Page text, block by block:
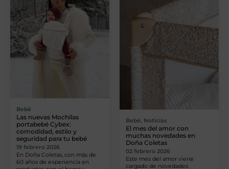
Bebé
Las nuevas Mochilas
portabebé Cybex:
comodidad, estilo y
seguridad para tu bebé
19 febrero 2026
En Doña Coletas, con más de
60 años de experiencia en
Bebé, Noticias
El mes del amor con
muchas novedades en
Doña Coletas
02 febrero 2026
Este mes del amor viene
cargado de novedades